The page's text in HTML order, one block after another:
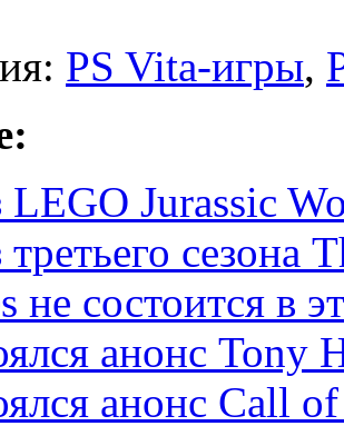
PS Vita-игры,
LEGO Jurassic
третьего сезона
не состоится в
анонс Tony
анонс Call